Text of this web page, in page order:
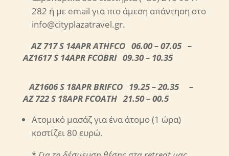
282 ή με email για πιο άμεση απάντηση στο
info@cityplazatravel.gr.
AZ 717 S 14APR ATHFCO 06.00 – 07.05 –
AZ1617 S 14APR FCOBRI 09.30 – 10.35
AZ1606 S 18APR BRIFCO 19.25 – 20.35 –
AZ 722 S 18APR FCOATH 21.50 – 00.5
Ατομικό μασάζ για ένα άτομο (1 ώρα)
κοστίζει 80 ευρώ.